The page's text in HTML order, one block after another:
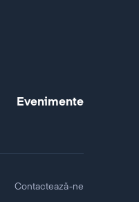
Evenimente
Contactează-ne